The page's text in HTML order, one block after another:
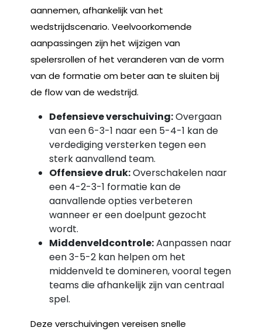
aannemen, afhankelijk van het
wedstrijdscenario. Veelvoorkomende
aanpassingen zijn het wijzigen van
spelersrollen of het veranderen van de vorm
van de formatie om beter aan te sluiten bij
de flow van de wedstrijd.
Defensieve verschuiving:Overgaan
van een 6-3-1 naar een 5-4-1 kan de
verdediging versterken tegen een
sterk aanvallend team.
Offensieve druk:Overschakelen naar
een 4-2-3-1 formatie kan de
aanvallende opties verbeteren
wanneer er een doelpunt gezocht
wordt.
Middenveldcontrole:Aanpassen naar
een 3-5-2 kan helpen om het
middenveld te domineren, vooral tegen
teams die afhankelijk zijn van centraal
spel.
Deze verschuivingen vereisen snelle